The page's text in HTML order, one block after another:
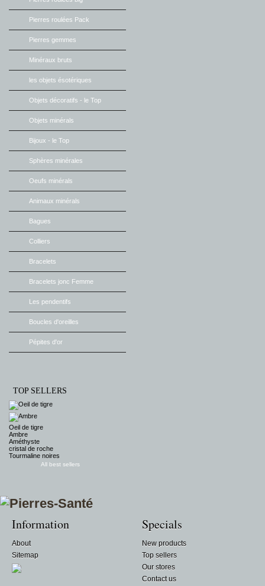
Pierres roulées Pack
Pierres gemmes
Minéraux bruts
les objets ésotériques
Objets décoratifs - le Top
Objets minérals
Bijoux - le Top
Sphères minérales
Oeufs minérals
Animaux minérals
Bagues
Colliers
Bracelets
Bracelets jonc Femme
Les pendentifs
Boucles d'oreilles
Pépites d'or
TOP SELLERS
Oeil de tigre
Ambre
Améthyste
cristal de roche
Tourmaline noires
All best sellers
Information
About
Sitemap
Specials
New products
Top sellers
Our stores
Contact us